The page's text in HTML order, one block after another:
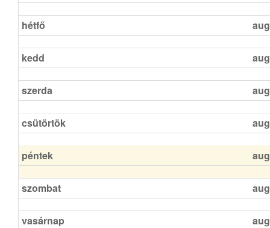
hétfő
kedd
szerda
csütörtök
péntek
szombat
vasárnap